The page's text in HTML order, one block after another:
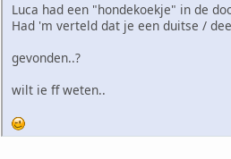
Luca had een "hondekoekje" in de
Had 'm verteld dat je een duitse /
gevonden..?
wilt ie ff weten..